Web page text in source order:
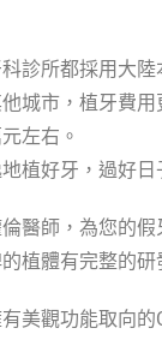
診所都採用大
城市，植牙費
左右。
植好牙，過好
醫師，為您的
植體有完整的
美觀功能取向